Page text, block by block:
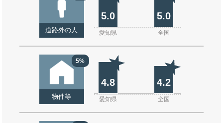
道路外の人
5.0 5.0
愛知県 全国
5%
物件等
4.8 4.2
愛知県 全国